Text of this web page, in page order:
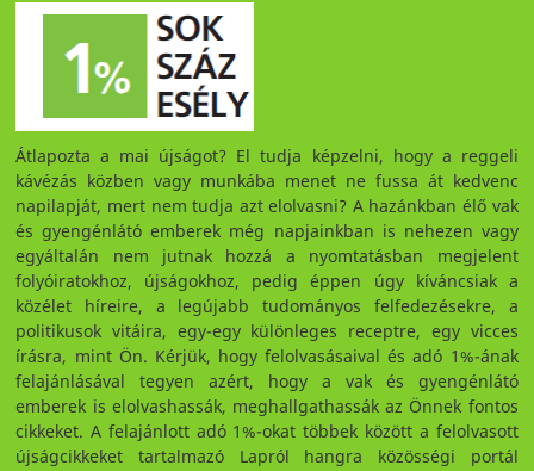
Átlapozta a mai újságot? El tudja képzelni, hogy a reggeli
kávézás közben vagy munkába menet ne fussa át kedvenc
napilapját, mert nem tudja azt elolvasni? A hazánkban élő vak
és gyengénlátó emberek még napjainkban is nehezen vagy
egyáltalán nem jutnak hozzá a nyomtatásban megjelent
folyóiratokhoz, újságokhoz, pedig éppen úgy kíváncsiak a
közélet híreire, a legújabb tudományos felfedezésekre, a
politikusok vitáira, egy-egy különleges receptre, egy vicces
írásra, mint Ön. Kérjük, hogy felolvasásaival és adó 1%-ának
felajánlásával tegyen azért, hogy a vak és gyengénlátó
emberek is elolvashassák, meghallgathassák az Önnek fontos
cikkeket. A felajánlott adó 1%-okat többek között a felolvasott
újságcikkeket tartalmazó Lapról hangra közösségi portál